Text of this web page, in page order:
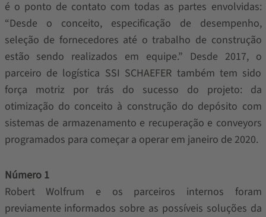
é o ponto de contato com todas as partes envolvidas:
“Desde o conceito, especificação de desempenho,
seleção de fornecedores até o trabalho de construção
estão sendo realizados em equipe.” Desde 2017, o
parceiro de logística SSI SCHAEFER também tem sido
força motriz por trás do sucesso do projeto: da
otimização do conceito à construção do depósito com
sistemas de armazenamento e recuperação e conveyors
programados para começar a operar em janeiro de 2020.
Número 1
Robert Wolfrum e os parceiros internos foram
previamente informados sobre as possíveis soluções da